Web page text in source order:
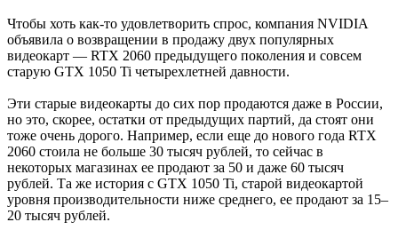
Чтобы хоть как-то удовлетворить спрос, компания NVIDIA
объявила о возвращении в продажу двух популярных
видеокарт — RTX 2060 предыдущего поколения и совсем
старую GTX 1050 Ti четырехлетней давности.
Эти старые видеокарты до сих пор продаются даже в России,
но это, скорее, остатки от предыдущих партий, да стоят они
тоже очень дорого. Например, если еще до нового года RTX
2060 стоила не больше 30 тысяч рублей, то сейчас в
некоторых магазинах ее продают за 50 и даже 60 тысяч
рублей. Та же история с GTX 1050 Ti, старой видеокартой
уровня производительности ниже среднего, ее продают за 15–
20 тысяч рублей.